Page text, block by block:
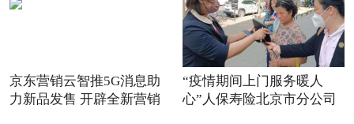
京东营销云智推5G消息助
力新品发售 开辟全新营销
“疫情期间上门服务暖人
心”人保寿险北京市分公司